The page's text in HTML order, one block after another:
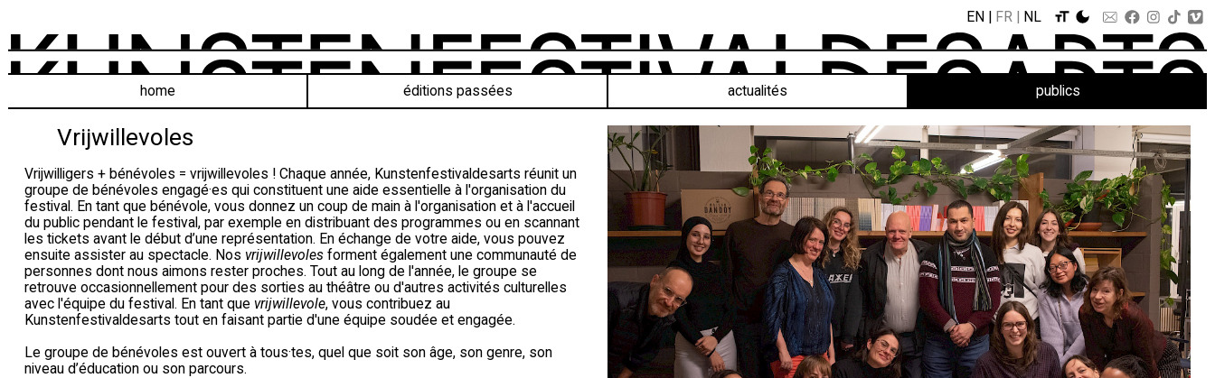
EN FR NL
home éditions passées actualités publics
Vrijwillevoles
Vrijwilligers + bénévoles = vrijwillevoles ! Chaque année, Kunstenfestivaldesarts réunit un
groupe de bénévoles engagé·es qui constituent une aide essentielle à l'organisation du
festival. En tant que bénévole, vous donnez un coup de main à l'organisation et à l'accueil
du public pendant le festival, par exemple en distribuant des programmes ou en scannant
les tickets avant le début d’une représentation. En échange de votre aide, vous pouvez
ensuite assister au spectacle. Nos vrijwillevoles forment également une communauté de
personnes dont nous aimons rester proches. Tout au long de l'année, le groupe se
retrouve occasionnellement pour des sorties au théâtre ou d'autres activités culturelles
avec l'équipe du festival. En tant que vrijwillevole, vous contribuez au
Kunstenfestivaldesarts tout en faisant partie d'une équipe soudée et engagée.
Le groupe de bénévoles est ouvert à tous·tes, quel que soit son âge, son genre, son
niveau d’éducation ou son parcours.